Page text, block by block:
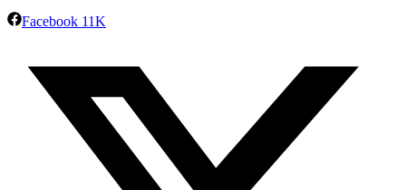
Facebook 11K